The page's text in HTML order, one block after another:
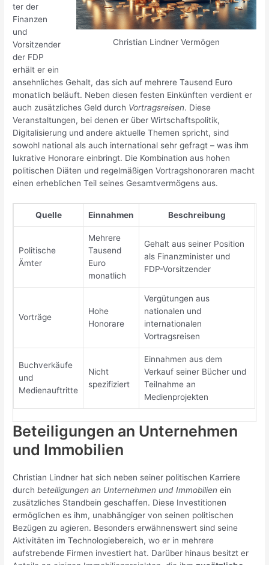
Christian Lindner Vermögen
ter der
Finanzen
und
Vorsitzender
der FDP
erhält er ein
ansehnliches Gehalt, das sich auf mehrere Tausend Euro
monatlich beläuft. Neben diesen festen Einkünften verdient er
auch zusätzliches Geld durch Vortragsreisen. Diese
Veranstaltungen, bei denen er über Wirtschaftspolitik,
Digitalisierung und andere aktuelle Themen spricht, sind
sowohl national als auch international sehr gefragt – was ihm
lukrative Honorare einbringt. Die Kombination aus hohen
politischen Diäten und regelmäßigen Vortragshonoraren macht
einen erheblichen Teil seines Gesamtvermögens aus.
Quelle Einnahmen Beschreibung
Politische
Ämter
Mehrere
Tausend
Euro
monatlich
Gehalt aus seiner Position
als Finanzminister und
FDP-Vorsitzender
Vorträge
Hohe
Honorare
Vergütungen aus
nationalen und
internationalen
Vortragsreisen
Buchverkäufe
und
Medienauftritte
Nicht
spezifiziert
Einnahmen aus dem
Verkauf seiner Bücher und
Teilnahme an
Medienprojekten
Beteiligungen an Unternehmen
und Immobilien
Christian Lindner hat sich neben seiner politischen Karriere
durchbeteiligungen an Unternehmen und Immobilien ein
zusätzliches Standbein geschaffen. Diese Investitionen
ermöglichen es ihm, unabhängiger von seinen politischen
Bezügen zu agieren. Besonders erwähnenswert sind seine
Aktivitäten im Technologiebereich, wo er in mehrere
aufstrebende Firmen investiert hat. Darüber hinaus besitzt er